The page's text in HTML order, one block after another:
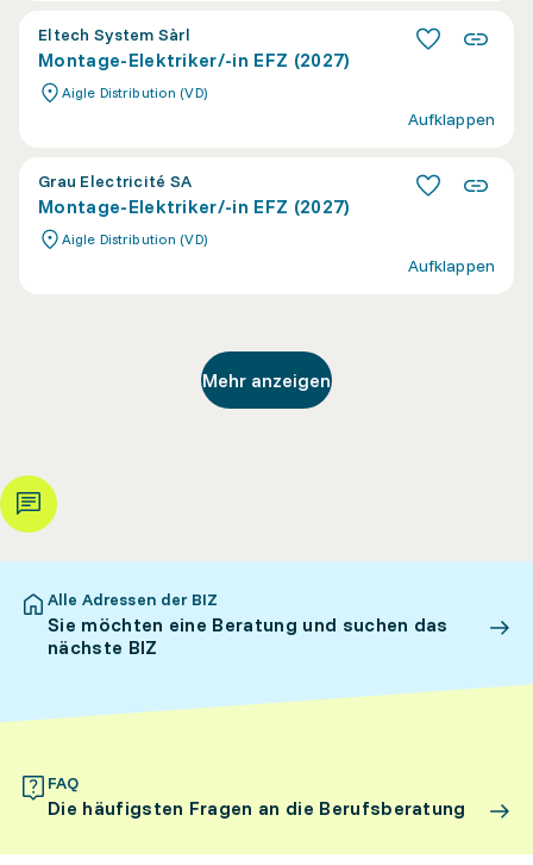
Eltech System Sàrl
Montage-Elektriker/-in EFZ (2027)
Aigle Distribution (VD)
Aufklappen
Grau Electricité SA
Montage-Elektriker/-in EFZ (2027)
Aigle Distribution (VD)
Aufklappen
Mehr anzeigen
Alle Adressen der BIZ
Sie möchten eine Beratung und suchen das
nächste BIZ
FAQ
Die häufigsten Fragen an die Berufsberatung